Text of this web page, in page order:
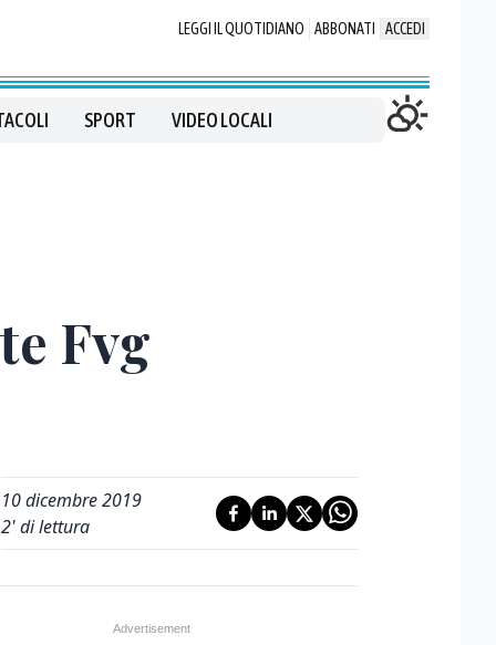
LEGGI IL QUOTIDIANO ABBONATI ACCEDI
SPORT VIDEO LOCALI
Fvg
10 dicembre 2019
2' di lettura